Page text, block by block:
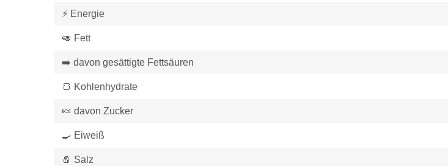
⚡ Energie
🥑 Fett
➡️ davon gesättigte Fettsäuren
🍞 Kohlenhydrate
🍬 davon Zucker
🍳 Eiweiß
🧂 Salz